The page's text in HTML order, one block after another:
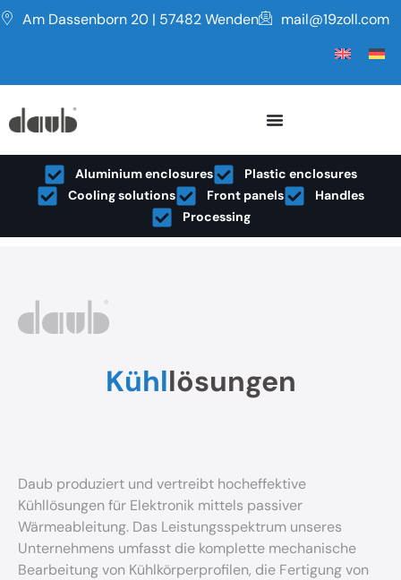
Am Dassenborn 20 | 57482 Wenden mail@19zoll.com
Aluminium enclosures
Plastic enclosures
Cooling solutions
Front panels
Handles
Processing
Kühllösungen
Daub produziert und vertreibt hocheffektive
Kühllösungen für Elektronik mittels passiver
Wärmeableitung. Das Leistungsspektrum unseres
Unternehmens umfasst die komplette mechanische
Bearbeitung von Kühlkörperprofilen, die Fertigung von